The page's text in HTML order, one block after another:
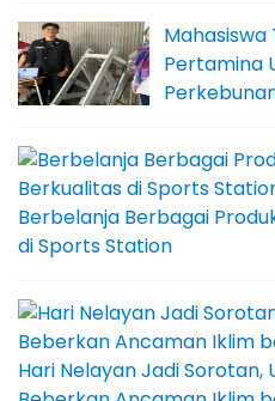
Mahasiswa
Pertamina
Berbelanja Berbagai
di Sports Station
Hari Nelayan Jadi